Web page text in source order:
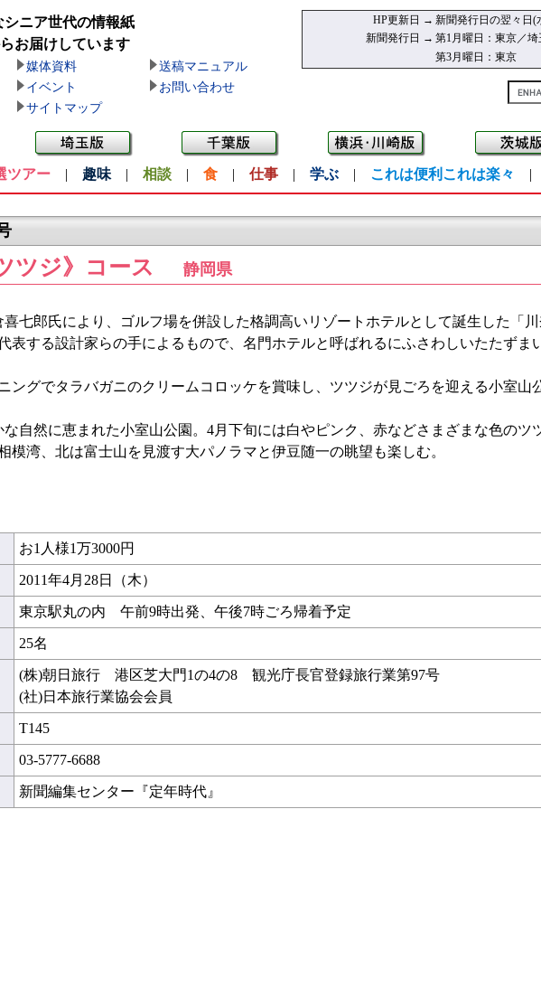
ニア世代の情報紙
お届けしています
媒体資料
送稿マニュアル
イベント
お問い合わせ
サイトマップ
HP更新日 → 新聞発行日の翌々日(
新聞発行日 → 第1月曜日：東京／
第3月曜日：東京
ツアー | 趣味 | 相談 | 食 | 仕事 | 学ぶ | これは便利これは楽々 |
ツジ》コース 静岡県
七郎氏により、ゴルフ場を併設した格調高いリゾートホテルとして誕生した「川
表する設計家らの手によるもので、名門ホテルと呼ばれるにふさわしいたたずま
グでタラバガニのクリームコロッケを賞味し、ツツジが見ごろを迎える小室山
自然に恵まれた小室山公園。4月下旬には白やピンク、赤などさまざまな色のツ
湾、北は富士山を見渡す大パノラマと伊豆随一の眺望も楽しむ。
お1人様1万3000円
2011年4月28日（木）
東京駅丸の内 午前9時出発、午後7時ごろ帰着予定
25名
(株)朝日旅行 港区芝大門1の4の8 観光庁長官登録旅行業第97号
(社)日本旅行業協会会員
T145
03-5777-6688
新聞編集センター『定年時代』